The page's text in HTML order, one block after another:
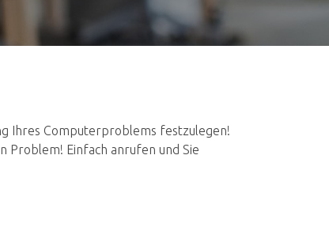
Ihres Computerproblems festzulegen!
Problem! Einfach anrufen und Sie